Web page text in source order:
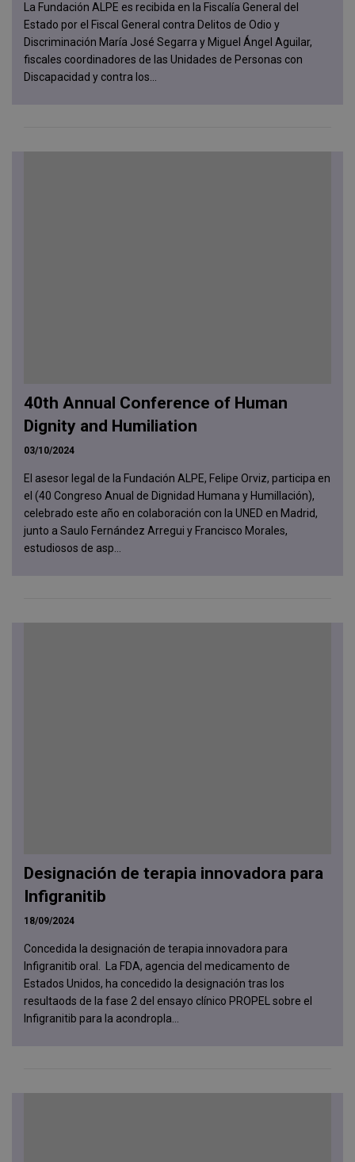
La Fundación ALPE es recibida en la Fiscalía General del
Estado por el Fiscal General contra Delitos de Odio y
Discriminación María José Segarra y Miguel Ángel Aguilar,
fiscales coordinadores de las Unidades de Personas con
Discapacidad y contra los...
40th Annual Conference of Human
Dignity and Humiliation
03/10/2024
El asesor legal de la Fundación ALPE, Felipe Orviz, participa en
el (40 Congreso Anual de Dignidad Humana y Humillación),
celebrado este año en colaboración con la UNED en Madrid,
junto a Saulo Fernández Arregui y Francisco Morales,
estudiosos de asp...
Designación de terapia innovadora para
Infigranitib
18/09/2024
Concedida la designación de terapia innovadora para
Infigranitib oral. La FDA, agencia del medicamento de
Estados Unidos, ha concedido la designación tras los
resultaods de la fase 2 del ensayo clínico PROPEL sobre el
Infigranitib para la acondropla...